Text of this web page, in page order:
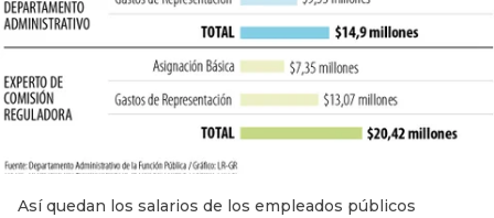
Así quedan los salarios de los empleados públicos